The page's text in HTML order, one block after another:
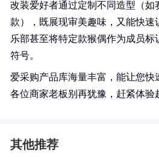
改装爱好者通过定制不同造型（如
款），既展现审美趣味，又能快速
乐部甚至将特定款猴偶作为成员
符号。
爱采购产品库海量丰富，能让您快
各位商家老板别再犹豫，赶紧体验
其他推荐